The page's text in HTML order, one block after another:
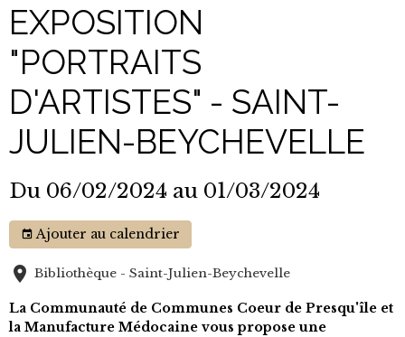
EXPOSITION
"PORTRAITS
D'ARTISTES" - SAINT-
JULIEN-BEYCHEVELLE
Du 06/02/2024 au 01/03/2024
Ajouter au calendrier
Bibliothèque - Saint-Julien-Beychevelle
La Communauté de Communes Coeur de Presqu'île et
la Manufacture Médocaine vous propose une